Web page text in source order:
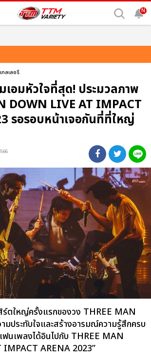
N
กลเลอรี
เอมหัวใจที่สุด! ประมวลภาพ
DOWN LIVE AT IMPACT
รอรอบหน้าเจอกันที่ที่ใหญ่
ร์ตใหญ่ครั้งแรกของวง THREE MAN
มประทับใจและสร้างอารมณ์ความรู้สึกครบ
ฟนเพลงได้อินไปกับ THREE MAN
ARENA 2023”